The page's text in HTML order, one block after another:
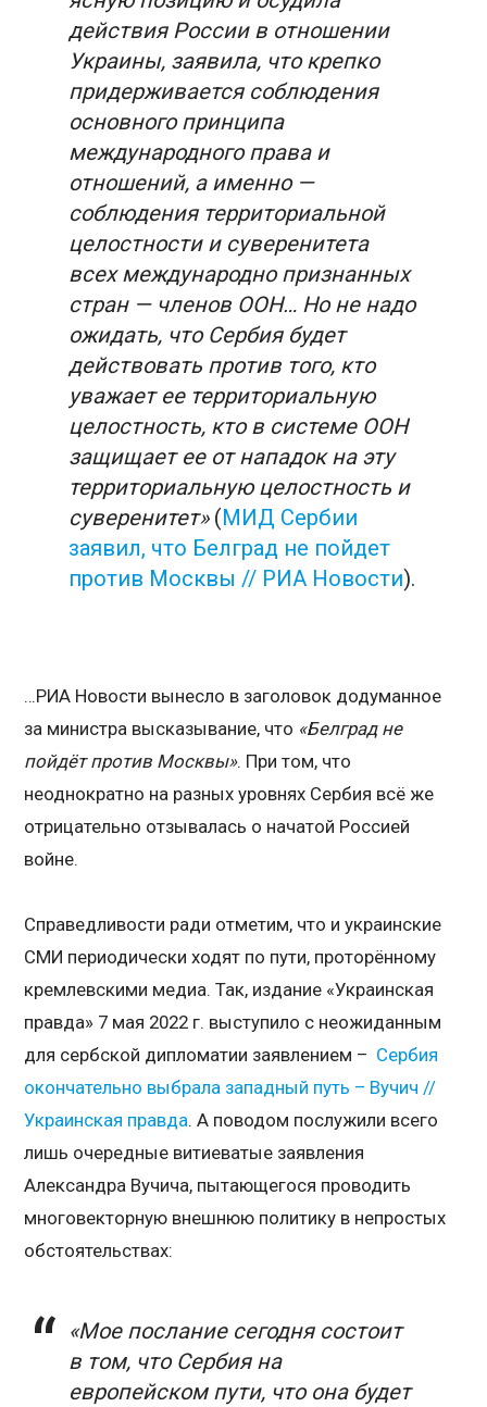
действия России в отношении
Украины, заявила, что крепко
придерживается соблюдения
основного принципа
международного права и
отношений, а именно —
соблюдения территориальной
целостности и суверенитета
всех международно признанных
стран — членов ООН… Но не надо
ожидать, что Сербия будет
действовать против того, кто
уважает ее территориальную
целостность, кто в системе ООН
защищает ее от нападок на эту
территориальную целостность и
суверенитет»(МИД Сербии
заявил, что Белград не пойдет
против Москвы // РИА Новости).
…РИА Новости вынесло в заголовок додуманное
за министра высказывание, что «Белград не
пойдёт против Москвы». При том, что
неоднократно на разных уровнях Сербия всё же
отрицательно отзывалась о начатой Россией
войне.
Справедливости ради отметим, что и украинские
СМИ периодически ходят по пути, проторённому
кремлевскими медиа. Так, издание «Украинская
правда» 7 мая 2022 г. выступило с неожиданным
для сербской дипломатии заявлением – Сербия
окончательно выбрала западный путь – Вучич //
Украинская правда. А поводом послужили всего
лишь очередные витиеватые заявления
Александра Вучича, пытающегося проводить
многовекторную внешнюю политику в непростых
обстоятельствах:
«Мое послание сегодня состоит
в том, что Сербия на
европейском пути, что она будет